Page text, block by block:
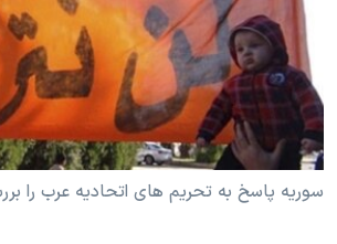
فرهنگ و زندگی
حقوق شهروندی
اقتصادی
علم و فناوری
مستندها
انتخابات ریاست جمهوری آمریکا ۲۰۲۴
حمله جمهوری اسلامی به اسرائیل
رمز مهسا
دنبال کنید
زبانهای مختلف
سوریه پاسخ به تحریم های اتحادیه عرب را